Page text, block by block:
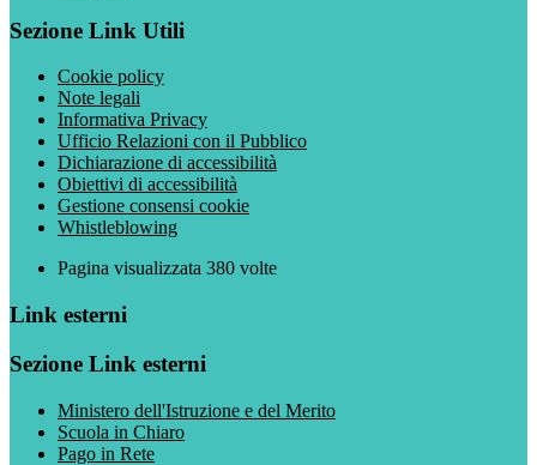
Sezione Link Utili
Cookie policy
Note legali
Informativa Privacy
Ufficio Relazioni con il Pubblico
Dichiarazione di accessibilità
Obiettivi di accessibilità
Gestione consensi cookie
Whistleblowing
Pagina visualizzata 380 volte
Link esterni
Sezione Link esterni
Ministero dell'Istruzione e del Merito
Scuola in Chiaro
Pago in Rete